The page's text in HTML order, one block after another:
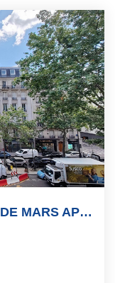
SECTEUR BOSQUET CHAMP DE MARS APPARTEMENT 3 PIECES Clair